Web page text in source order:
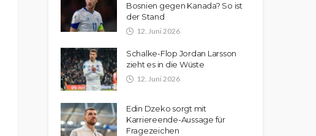
Bosnien gegen Kanada? So ist
der Stand
12. Juni 2026
Schalke-Flop Jordan Larsson
zieht es in die Wüste
12. Juni 2026
Edin Dzeko sorgt mit
Karriereende-Aussage für
Fragezeichen